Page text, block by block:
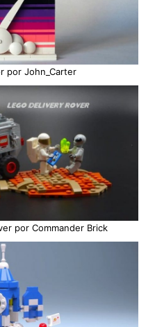
por John_Carter
por Commander Brick